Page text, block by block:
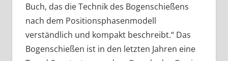
Buch, das die Technik des Bogenschießens
nach dem Positionsphasenmodell
verständlich und kompakt beschreibt.“ Das
Bogenschießen ist in den letzten Jahren eine